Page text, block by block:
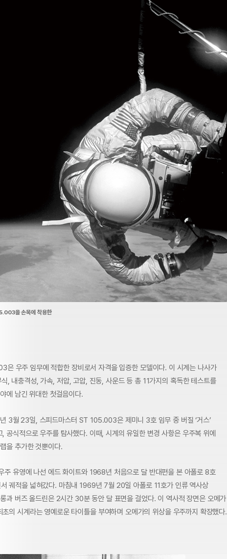
을 손목에 착용한
은 우주 임무에 적합한 장비로서 자격을 입증한 모델이다. 이 시계는 나사가
, 내충격성, 가속, 저압, 고압, 진동, 사운드 등 총 11가지의 혹독한 테스트를
에 남긴 위대한 첫걸음이다.
3월 23일, 스피드마스터 ST 105.003은 제미니 3호 임무 중 버질 ‘거스’
공식적으로 우주를 탐사했다. 이때, 시계의 유일한 변경 사항은 우주복 위에
을 추가한 것뿐이다.
주 유영에 나선 에드 화이트와 1968년 처음으로 달 반대편을 본 아폴로 8호
궤적을 넓혀갔다. 마침내 1969년 7월 20일 아폴로 11호가 인류 역사상
과 버즈 올드린은 2시간 30분 동안 달 표면을 걸었다. 이 역사적 장면은 오메가
의 시계라는 영예로운 타이틀을 부여하며 오메가의 위상을 우주까지 확장했다.